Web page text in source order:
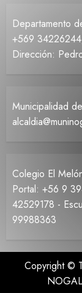
Departamento
+569
Dirección:
Municipalidad
Colegio El
Portal: +56 9
42529178 -
99988363
Copyright ©